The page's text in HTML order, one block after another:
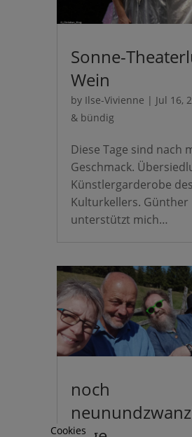
Sonne-
Wein
by Ilse-Vivienne | Jul 16,
& bündig
Diese Tage sind nach
Geschmack.
Künstlergarderobe des
Kulturkellers. Günther
unterstützt mich…
noch
Cookies